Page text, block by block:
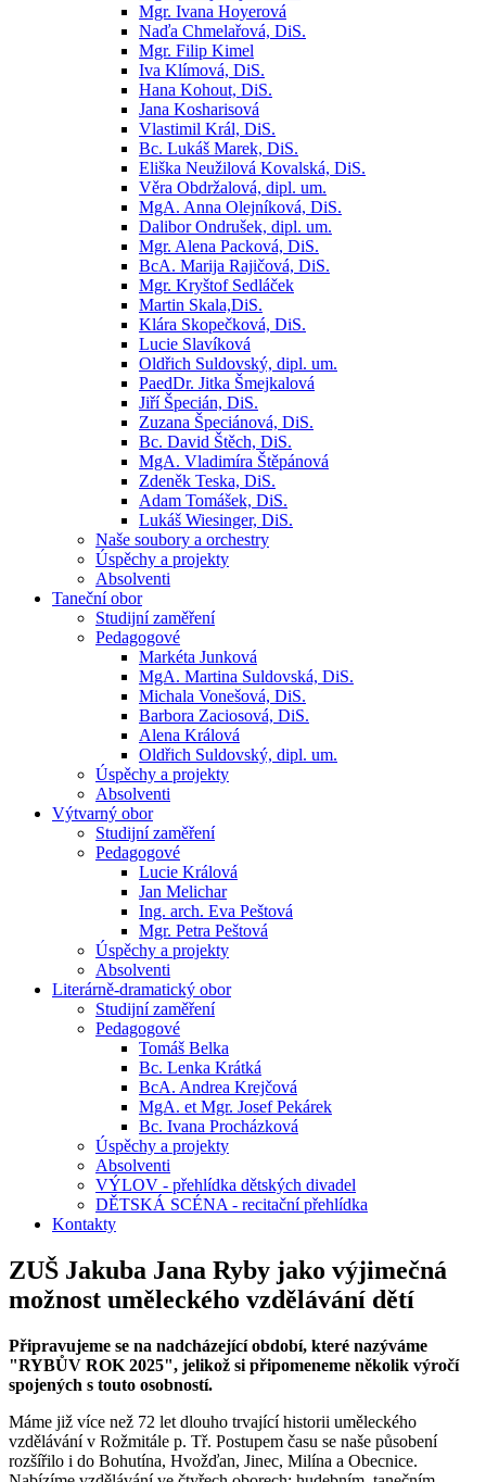
Mgr. Ivana Hoyerová
Naďa Chmelařová, DiS.
Mgr. Filip Kimel
Iva Klímová, DiS.
Hana Kohout, DiS.
Jana Kosharisová
Vlastimil Král, DiS.
Bc. Lukáš Marek, DiS.
Eliška Neužilová Kovalská, DiS.
Věra Obdržalová, dipl. um.
MgA. Anna Olejníková, DiS.
Dalibor Ondrušek, dipl. um.
Mgr. Alena Packová, DiS.
BcA. Marija Rajičová, DiS.
Mgr. Kryštof Sedláček
Martin Skala,DiS.
Klára Skopečková, DiS.
Lucie Slavíková
Oldřich Suldovský, dipl. um.
PaedDr. Jitka Šmejkalová
Jiří Špecián, DiS.
Zuzana Špeciánová, DiS.
Bc. David Štěch, DiS.
MgA. Vladimíra Štěpánová
Zdeněk Teska, DiS.
Adam Tomášek, DiS.
Lukáš Wiesinger, DiS.
Naše soubory a orchestry
Úspěchy a projekty
Absolventi
Taneční obor
Studijní zaměření
Pedagogové
Markéta Junková
MgA. Martina Suldovská, DiS.
Michala Vonešová, DiS.
Barbora Zaciosová, DiS.
Alena Králová
Oldřich Suldovský, dipl. um.
Úspěchy a projekty
Absolventi
Výtvarný obor
Studijní zaměření
Pedagogové
Lucie Králová
Jan Melichar
Ing. arch. Eva Peštová
Mgr. Petra Peštová
Úspěchy a projekty
Absolventi
Literárně-dramatický obor
Studijní zaměření
Pedagogové
Tomáš Belka
Bc. Lenka Krátká
BcA. Andrea Krejčová
MgA. et Mgr. Josef Pekárek
Bc. Ivana Procházková
Úspěchy a projekty
Absolventi
VÝLOV - přehlídka dětských divadel
DĚTSKÁ SCÉNA - recitační přehlídka
Kontakty
ZUŠ Jakuba Jana Ryby jako výjimečná
možnost uměleckého vzdělávání dětí
Připravujeme se na nadcházející období, které nazýváme
"RYBŮV ROK 2025", jelikož si připomeneme několik výročí
spojených s touto osobností.
Máme již více než 72 let dlouho trvající historii uměleckého
vzdělávání v Rožmitále p. Tř. Postupem času se naše působení
rozšířilo i do Bohutína, Hvožďan, Jinec, Milína a Obecnice.